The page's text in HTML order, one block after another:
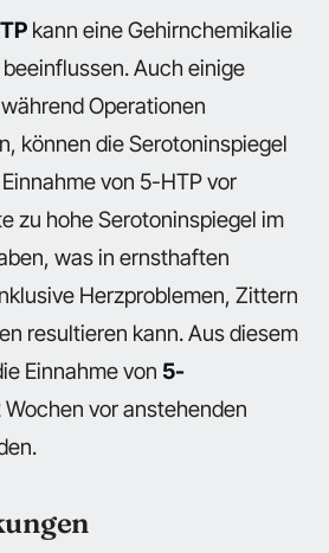
kann eine Gehirnchemikalie
Auch einige
Operationen
können die Serotoninspiegel
von 5-HTP vor
zu hohe Serotoninspiegel im
was in ernsthaften
Herzproblemen, Zittern
resultieren kann. Aus diesem
Einnahme von 5-
vor anstehenden